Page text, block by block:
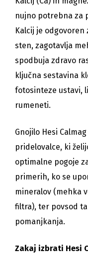
nujno potrebna za
Kalcij je
sten, zagotavlja
spodbuja zdravo
ključna sestavina
fotosinteze ustavi,
rumeneti.
Gnojilo Hesi
pridelovalce, ki
optimalne pogoje
primerih, ko se
mineralov (mehka
filtra), ter povsod
pomanjkanja.
Zakaj izbrati Hesi